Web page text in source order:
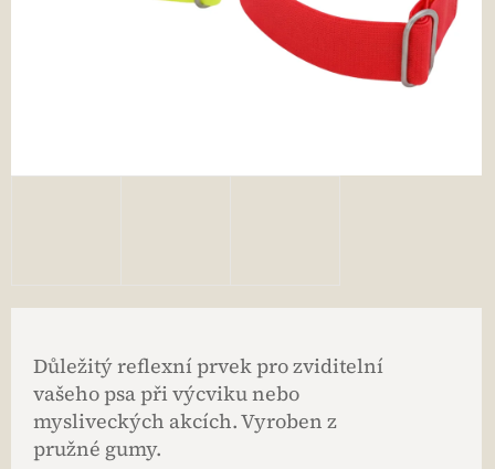
Důležitý reflexní prvek pro zviditelní
vašeho psa při výcviku nebo
mysliveckých akcích. Vyroben z
pružné gumy.